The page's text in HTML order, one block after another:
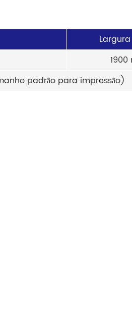
padrão para impressão)